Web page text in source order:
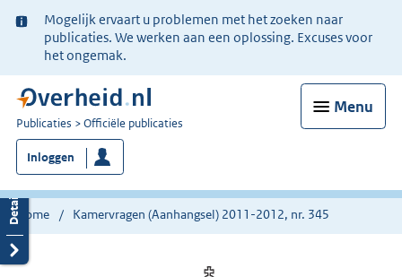
Ter
informatie:
Mogelijk ervaart u problemen met het zoeken naar
publicaties. We werken aan een oplossing. Excuses voor
het ongemak.
Menu
U
bent
nu
hier:
Publicaties Officiële publicaties
Inloggen
Home Kamervragen (Aanhangsel) 2011-2012, nr. 345